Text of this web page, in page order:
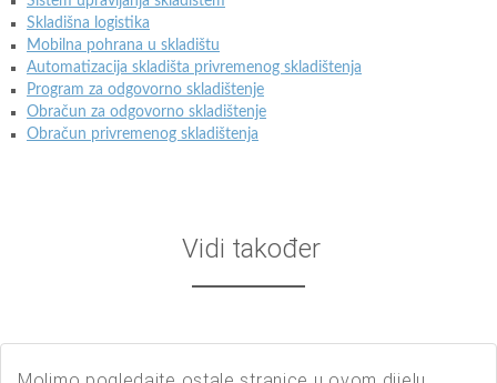
Skladišna logistika
Mobilna pohrana u skladištu
Automatizacija skladišta privremenog skladištenja
Program za odgovorno skladištenje
Obračun za odgovorno skladištenje
Obračun privremenog skladištenja
Vidi također